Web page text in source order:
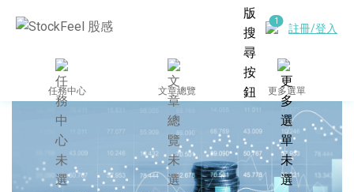
註冊/登入
任務中心 文章總覽 更多選單